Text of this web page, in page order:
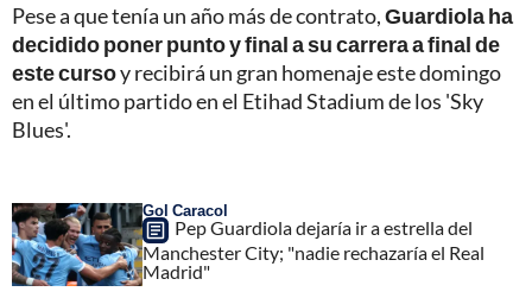
Pese a que tenía un año más de contrato,Guardiola ha
decidido poner punto y final a su carrera a final de
este cursoy recibirá un gran homenaje este domingo
en el último partido en el Etihad Stadium de los 'Sky
Blues'.
Gol Caracol
Pep Guardiola dejaría ir a estrella del
Manchester City; "nadie rechazaría el Real
Madrid"